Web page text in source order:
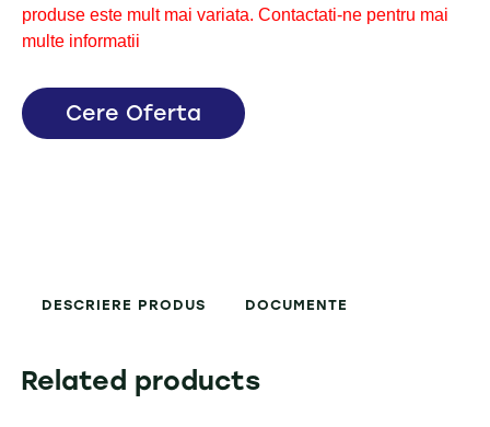
produse este mult mai variata. Contactati-ne pentru mai
multe informatii
Cere Oferta
DESCRIERE PRODUS DOCUMENTE
Related products